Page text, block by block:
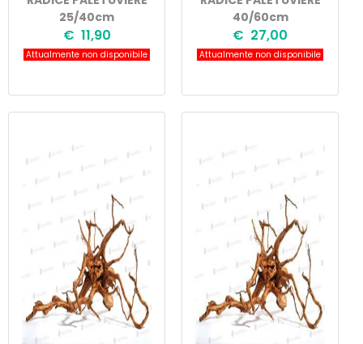
25/40cm
€ 11,90
Attualmente non disponibile
40/60cm
€ 27,00
Attualmente non disponibile